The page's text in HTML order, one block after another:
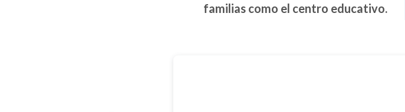
familias como el centro educativo.